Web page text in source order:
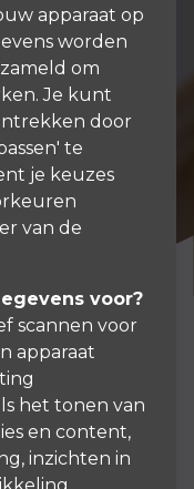
Een
apparaat op
worden
om
Je kunt
door
te
je keuzes
van de
voor?
scannen voor
apparaat
het tonen van
en content,
inzichten in